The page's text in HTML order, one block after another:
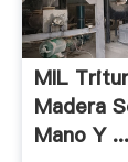
MIL
Madera
Mano Y ...